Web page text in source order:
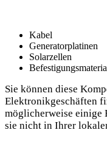
Kabel
Generatorplatinen
Solarzellen
Sie können diese
Elektronikgeschäften
möglicherweise einige
sie nicht in Ihrer